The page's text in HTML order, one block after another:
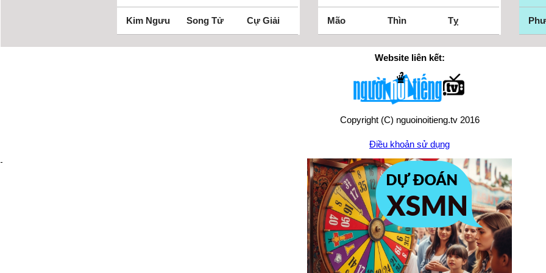
Kim Ngưu Song Tử Cự Giải Mão Thìn Tỵ
Website liên kết:
Copyright (C) nguoinoitieng.tv 2016
Điều khoản sử dụng
Chính sách quyền riêng tư
Liên hệ:mail.nguoinoitieng.tv@gmail.com